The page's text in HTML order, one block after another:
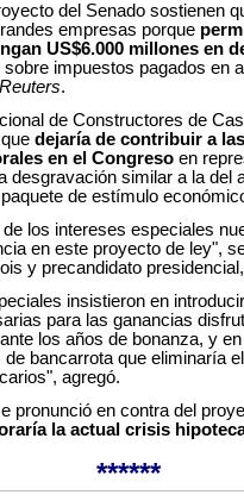
del Senado sostienen
empresas porque
US$6.000 millones en
impuestos pagados en
Reuters.
de Constructores de
dejaría de contribuir a
en el Congreso en
desgravación similar a la del
de estímulo
los intereses especiales
en este proyecto de ley",
y precandidato
insistieron en
para las ganancias
los años de bonanza, y
bancarrota que eliminaría
agregó.
pronunció en contra del
la actual crisis
******